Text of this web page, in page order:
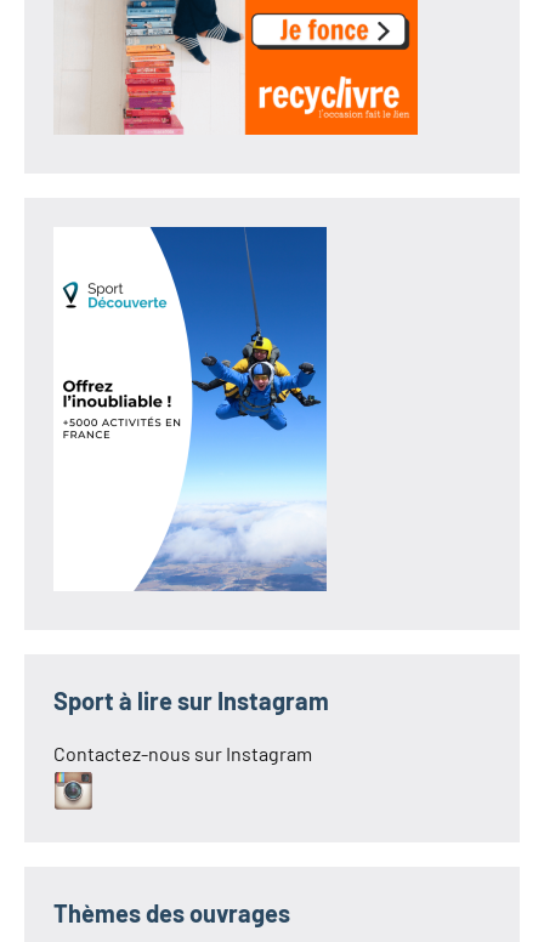
Sport à lire sur Instagram
Contactez-nous sur Instagram
Thèmes des ouvrages